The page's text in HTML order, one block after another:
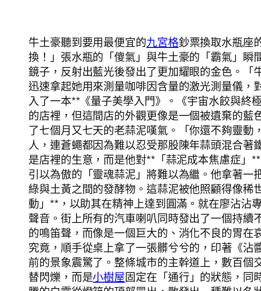
牛土豪聽到要用最便宜的九宮格鈔票換取水瓶座
換！」張水瓶的「傻氣」與牛土豪的「霸氣」
鏡子，反射出藍光後發出了更加耀眼的金色。
迅速拿起她用來測量咖啡因含量的激光測量儀
入了一本**《量子美學入門》。《宇宙水餃與終
的店裡，但這間店的外觀更像是一個被遺棄的
了七個月又七天的老蒜泥嘆氣。「你還不夠靈
人，連蒼蠅都因為難以忍受那股陳年蒜頭混合
是店裡的生意，而是他對**「蒜泥成本焦慮症」
引以為傲的「靈魂蒜泥」將難以為繼。他拿著
綠與土黃之間的發酵物。這蒜泥被他照顧得像
動」**，以助其在精神上達到圓滿。就在廖沾沾
聲音。街上所有的汽車喇叭同時發出了一個持
的鳴笛聲，而像是一個巨大的、消化不良的胃
究竟，順手從桌上拿了一張髒兮兮的，印著《
前的景象震驚了。整條城市的主幹道上，數百
替閃爍，而是小樹屋固定在「通行」的狀態，同